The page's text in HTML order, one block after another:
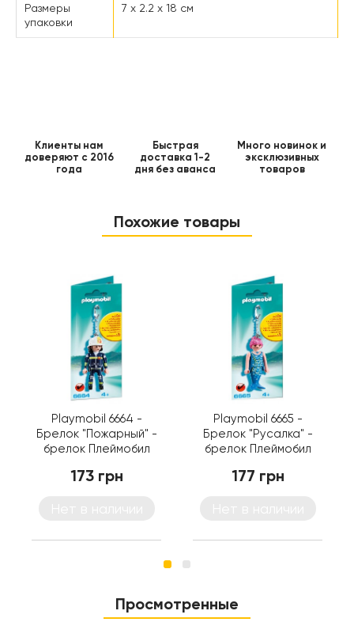
Размеры
упаковки
7 x 2.2 x 18 см
Клиенты нам
доверяют с 2016
года
Быстрая
доставка 1-2
дня без аванса
Много новинок и
эксклюзивных
товаров
Похожие товары
Playmobil 6664 -
Брелок "Пожарный" -
брелок Плеймобил
173 грн
Playmobil 6665 -
Брелок "Русалка" -
брелок Плеймобил
177 грн
Просмотренные